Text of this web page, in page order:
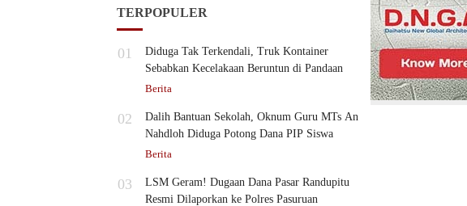
TERPOPULER
01
Diduga Tak Terkendali, Truk Kontainer
Sebabkan Kecelakaan Beruntun di Pandaan
Berita
02
Dalih Bantuan Sekolah, Oknum Guru MTs An
Nahdloh Diduga Potong Dana PIP Siswa
Berita
03
LSM Geram! Dugaan Dana Pasar Randupitu
Resmi Dilaporkan ke Polres Pasuruan